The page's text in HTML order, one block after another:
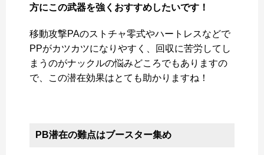
方にこの武器を強くおすすめしたいです！
移動攻撃PAのストチャ零式やハートレスなどで
PPがカツカツになりやすく、回収に苦労してし
まうのがナックルの悩みどころでもありますの
で、この潜在効果はとても助かりますね！
PB潜在の難点はブースター集め